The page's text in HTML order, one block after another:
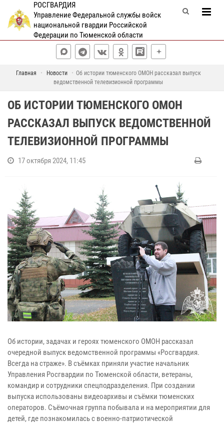
РОСГВАРДИЯ
Управление Федеральной службы войск
национальной гвардии Российской
Федерации по Тюменской области
Главная Новости
Об истории тюменского ОМОН рассказал выпуск
ведомственной телевизионной программы
ОБ ИСТОРИИ ТЮМЕНСКОГО ОМОН
РАССКАЗАЛ ВЫПУСК ВЕДОМСТВЕННОЙ
ТЕЛЕВИЗИОННОЙ ПРОГРАММЫ
17 октября 2024, 11:45
Об истории, задачах и героях тюменского ОМОН рассказал
очередной выпуск ведомственной программы «Росгвардия.
Всегда на страже». В съёмках приняли участие начальник
Управления Росгвардии по Тюменской области, ветераны,
командир и сотрудники спецподразделения. При создании
выпуска использованы видеоархивы и съёмки тюменских
операторов. Съёмочная группа побывала и на мероприятии для
детей, где познакомилась с военно-патриотической